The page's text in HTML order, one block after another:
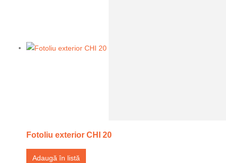
Fotoliu exterior CHI 20
Adaugă în listă